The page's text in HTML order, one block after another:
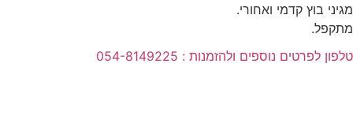
מגיני בוץ קדמי ואחורי.
מתקפל.
טלפון לפרטים נוספים ולהזמנות : 054-8149225